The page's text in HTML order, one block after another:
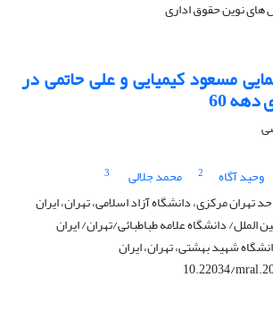
مسعود کیمیایی و علی حاتمی در
60
وحید آگاه 2 محمد جلالی
3
تهران مرکزی، دانشگاه آزاد اسلامی، تهران، ایران
الملل/ دانشگاه علامه طباطبائی/تهران/ ایران
شهید بهشتی، تهران، ایران
10.22034/